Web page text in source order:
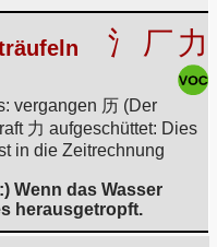
氵 厂 力
vergangen 历 (Der
力 aufgeschüttet: Dies
in die Zeitrechnung
Wenn das Wasser
herausgetropft.